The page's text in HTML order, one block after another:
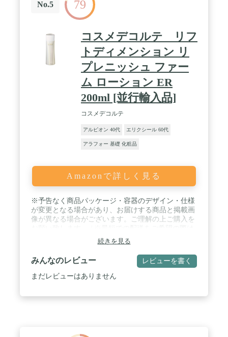
玉1枚分【内容量】30ml×1本(約60回分)【フレッシ
ュ期間】開封後60日以内/未開封の場合は2年以内
No.5 79
コスメデコルテ リフ
トディメンション リ
プレニッシュ ファー
ム ローション ER
200ml [並行輸入品]
コスメデコルテ
アルビオン 40代 エリクシール 60代
アラフォー 基礎 化粧品
Amazonで詳しく見る
※予告なく商品パッケージ・容器のデザイン・仕様
が変更となる場合があり、お届けする商品と掲載画
像が異なる場合がございます。ご理解の上ご購入を
配達希望日を指定せずにご注文ください。 / ※日祝
日・15時以降に頂いたご注文は翌営業日からの受付
となり、直近のご指定日にお届けできかねる場合が
ございます。予めご了承下さい。 / ※転売目的での
ご購入はご遠慮願います。
続きを見る
みんなのレビュー レビューを書く
まだレビューはありません